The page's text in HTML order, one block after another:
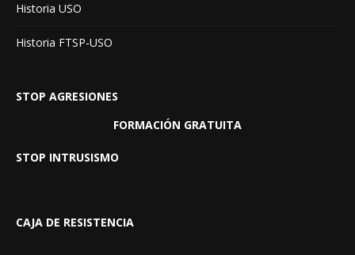
Historia USO
Historia FTSP-USO
STOP AGRESIONES
FORMACIÓN GRATUITA
STOP INTRUSISMO
CAJA DE RESISTENCIA